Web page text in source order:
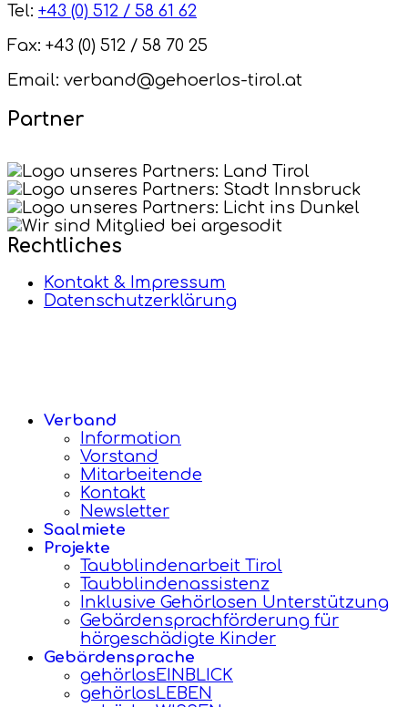
Tel: +43 (0) 512 / 58 61 62
Fax: +43 (0) 512 / 58 70 25
Email: verband@gehoerlos-tirol.at
Partner
Rechtliches
Kontakt & Impressum
Datenschutzerklärung
Verband
Information
Vorstand
Mitarbeitende
Kontakt
Newsletter
Saalmiete
Projekte
Taubblindenarbeit Tirol
Taubblindenassistenz
Inklusive Gehörlosen Unterstützung
Gebärdensprachförderung für
hörgeschädigte Kinder
Gebärdensprache
gehörlosEINBLICK
gehörlosLEBEN